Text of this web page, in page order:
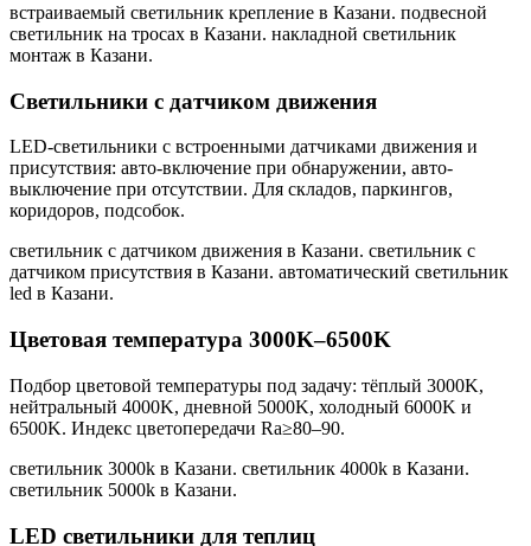
встраиваемый светильник крепление в Казани. подвесной
светильник на тросах в Казани. накладной светильник
монтаж в Казани.
Светильники с датчиком движения
LED-светильники с встроенными датчиками движения и
присутствия: авто-включение при обнаружении, авто-
выключение при отсутствии. Для складов, паркингов,
коридоров, подсобок.
светильник с датчиком движения в Казани. светильник с
датчиком присутствия в Казани. автоматический светильник
led в Казани.
Цветовая температура 3000K–6500K
Подбор цветовой температуры под задачу: тёплый 3000K,
нейтральный 4000K, дневной 5000K, холодный 6000K и
6500K. Индекс цветопередачи Ra≥80–90.
светильник 3000k в Казани. светильник 4000k в Казани.
светильник 5000k в Казани.
LED светильники для теплиц